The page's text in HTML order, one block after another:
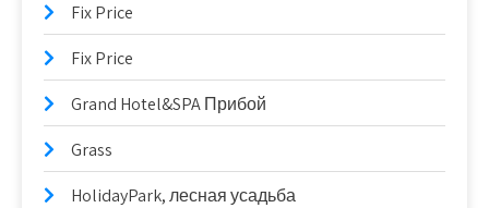
Fix Price
Fix Price
Grand Hotel&SPA Прибой
Grass
HolidayPark, лесная усадьба